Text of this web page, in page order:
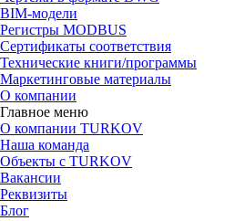
BIM-модели
Регистры MODBUS
Сертификаты соответствия
Технические книги/программы
Маркетинговые материалы
О компании
Главное меню
О компании TURKOV
Наша команда
Объекты с TURKOV
Вакансии
Реквизиты
Блог